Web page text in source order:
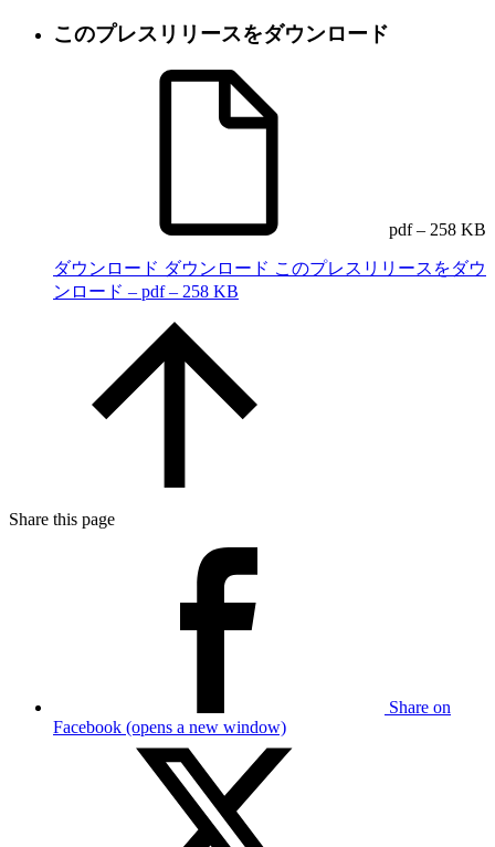
このプレスリリースをダウンロード
pdf – 258 KB
ダウンロード ダウンロード このプレスリリースをダウ
ンロード – pdf – 258 KB
Share this page
Share on
Facebook (opens a new window)